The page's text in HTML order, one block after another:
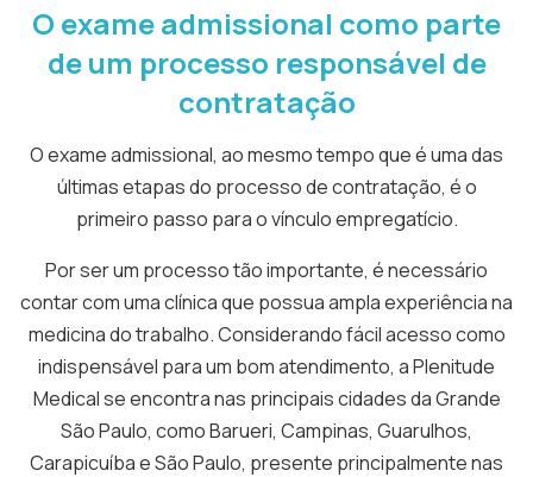
O exame admissional como parte
de um processo responsável de
contratação
O exame admissional, ao mesmo tempo que é uma das
últimas etapas do processo de contratação, é o
primeiro passo para o vínculo empregatício.
Por ser um processo tão importante, é necessário
contar com uma clínica que possua ampla experiência na
medicina do trabalho. Considerando fácil acesso como
indispensável para um bom atendimento, a Plenitude
Medical se encontra nas principais cidades da Grande
São Paulo, como Barueri, Campinas, Guarulhos,
Carapicuíba e São Paulo, presente principalmente nas